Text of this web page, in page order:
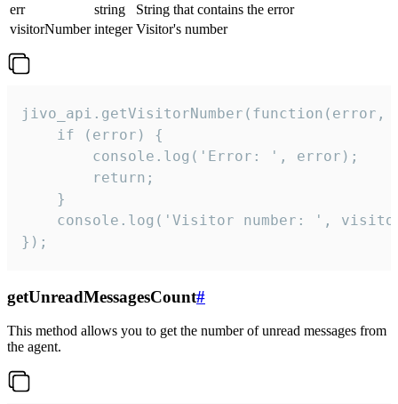
err
string
String that contains the error
visitorNumber integer Visitor's number
jivo_api.getVisitorNumber(function(error,
    if (error) {
        console.log('Error: ', error);
        return;
    }
console.log('Visitor number: ',
});
getUnreadMessagesCount#
This method allows you to get the number of unread messages from
the agent.